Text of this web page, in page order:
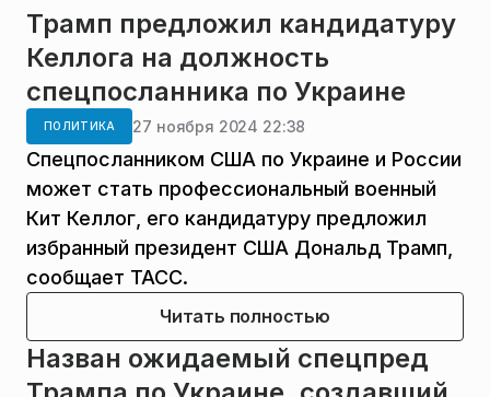
Трамп предложил кандидатуру
Келлога на должность
спецпосланника по Украине
ПОЛИТИКА 27 ноября 2024 22:38
Спецпосланником США по Украине и России
может стать профессиональный военный
Кит Келлог, его кандидатуру предложил
избранный президент США Дональд Трамп,
сообщает ТАСС.
Читать полностью
Назван ожидаемый спецпред